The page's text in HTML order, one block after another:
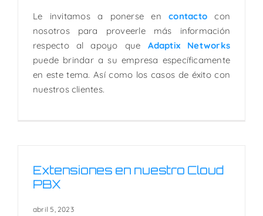
Le invitamos a ponerse encontacto con
nosotros para proveerle más información
respecto al apoyo que Adaptix Networks
puede brindar a su empresa específicamente
en este tema. Así como los casos de éxito con
nuestros clientes.
Extensiones en nuestro Cloud
PBX
abril 5, 2023